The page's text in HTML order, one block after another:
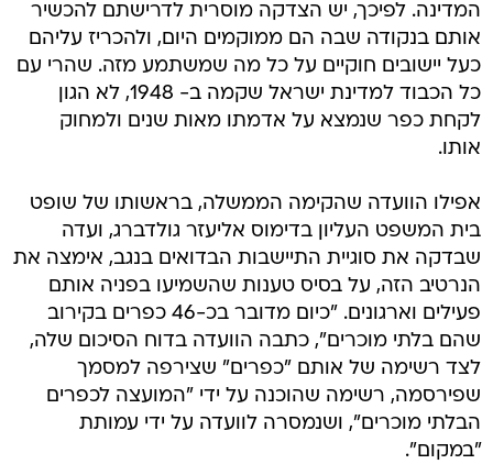
המדינה. לפיכך, יש הצדקה מוסרית לדרישתם להכשיר
אותם בנקודה שבה הם ממוקמים היום, ולהכריז עליהם
כעל יישובים חוקיים על כל מה שמשתמע מזה. שהרי עם
כל הכבוד למדינת ישראל שקמה ב- 1948, לא הגון
לקחת כפר שנמצא על אדמתו מאות שנים ולמחוק
אותו.
אפילו הוועדה שהקימה הממשלה, בראשותו של שופט
בית המשפט העליון בדימוס אליעזר גולדברג, ועדה
שבדקה את סוגיית התיישבות הבדואים בנגב, אימצה את
הנרטיב הזה, על בסיס טענות שהשמיעו בפניה אותם
פעילים וארגונים. "כיום מדובר בכ-46 כפרים בקירוב
שהם בלתי מוכרים", כתבה הוועדה בדוח הסיכום שלה,
לצד רשימה של אותם "כפרים" שצירפה למסמך
שפירסמה, רשימה שהוכנה על ידי "המועצה לכפרים
הבלתי מוכרים", ושנמסרה לוועדה על ידי עמותת
"במקום".